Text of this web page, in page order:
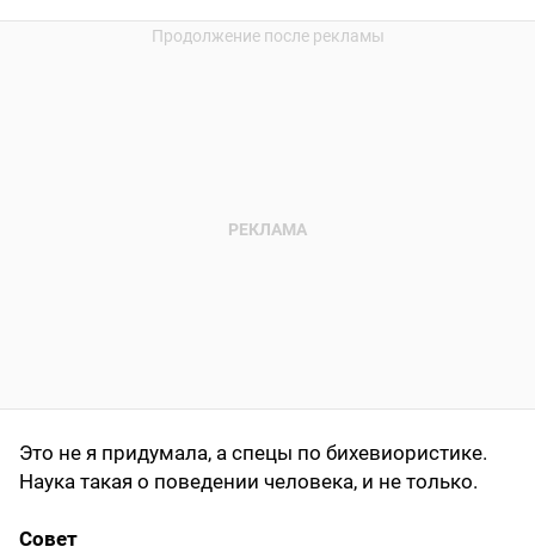
Это не я придумала, а спецы по бихевиористике.
Наука такая о поведении человека, и не только.
Совет